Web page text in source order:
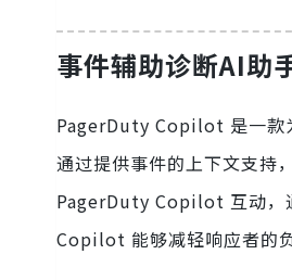
事件辅助诊断AI助
PagerDuty Copilot 是一款
通过提供事件的上下文支持
PagerDuty Copilot 互动，
Copilot 能够减轻响应者的